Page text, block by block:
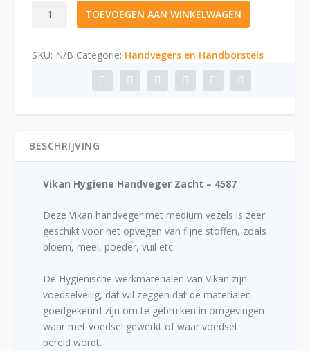
Zacht
TOEVOEGEN AAN WINKELWAGEN
SKU: N/B Categorie: Handvegers en Handborstels
BESCHRIJVING
Vikan Hygiene Handveger Zacht – 4587
Deze Vikan handveger met medium vezels is zeer
geschikt voor het opvegen van fijne stoffen, zoals
bloem, meel, poeder, vuil etc.
De Hygiënische werkmaterialen van Vikan zijn
voedselveilig, dat wil zeggen dat de materialen
goedgekeurd zijn om te gebruiken in omgevingen
waar met voedsel gewerkt of waar voedsel
bereid wordt.